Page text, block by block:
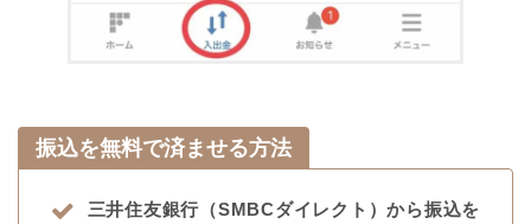
振込を無料で済ませる方法
三井住友銀行（SMBCダイレクト）から振込を